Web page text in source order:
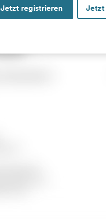
Jetzt registrieren Jetzt